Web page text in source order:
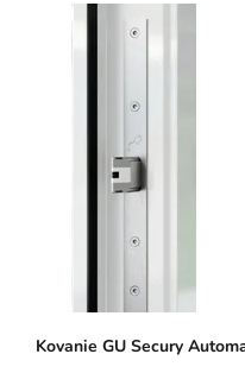
Kovanie GU Secury